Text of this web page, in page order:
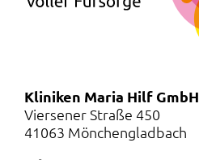
Kliniken Maria Hilf GmbH
Viersener Straße 450
41063 Mönchengladbach